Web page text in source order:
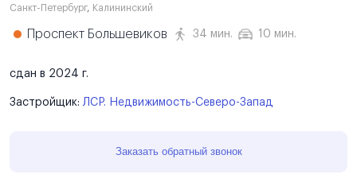
Санкт-Петербург, Калининский
Проспект Большевиков 34 мин. 10 мин.
сдан в 2024 г.
Застройщик: ЛСР. Недвижимость-Северо-Запад
Заказать обратный звонок